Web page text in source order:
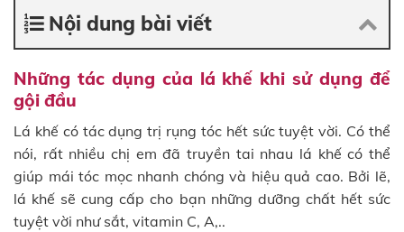
Nội dung bài viết
Những tác dụng của lá khế khi sử dụng để
gội đầu
Lá khế có tác dụng trị rụng tóc hết sức tuyệt vời. Có thể
nói, rất nhiều chị em đã truyền tai nhau lá khế có thể
giúp mái tóc mọc nhanh chóng và hiệu quả cao. Bởi lẽ,
lá khế sẽ cung cấp cho bạn những dưỡng chất hết sức
tuyệt vời như sắt, vitamin C, A,..